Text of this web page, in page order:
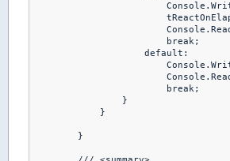
                        break;
                    default:
                        break;
                }
            }
        }